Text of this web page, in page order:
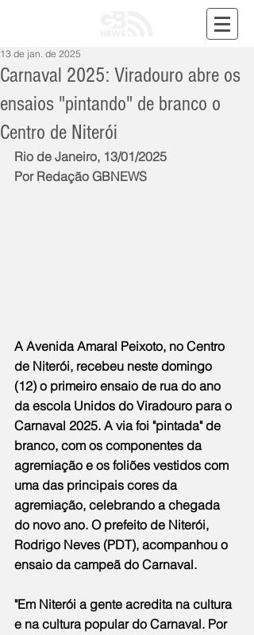
Carnaval 2025: Viradouro abre os
ensaios "pintando" de branco o
Centro de Niterói
13 de jan. de 2025
Rio de Janeiro, 13/01/2025
Por Redação GBNEWS
A Avenida Amaral Peixoto, no Centro
de Niterói, recebeu neste domingo
(12) o primeiro ensaio de rua do ano
da escola Unidos do Viradouro para o
Carnaval 2025. A via foi "pintada" de
branco, com os componentes da
agremiação e os foliões vestidos com
uma das principais cores da
agremiação, celebrando a chegada
do novo ano. O prefeito de Niterói,
Rodrigo Neves (PDT), acompanhou o
ensaio da campeã do Carnaval.
"Em Niterói a gente acredita na cultura
e na cultura popular do Carnaval. Por